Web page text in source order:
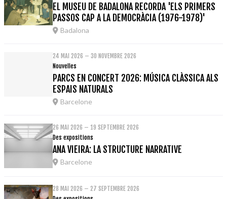
EL MUSEU DE BADALONA RECORDA 'ELS PRIMERS
PASSOS CAP A LA DEMOCRÀCIA (1976-1978)'
Badalona
24 MAI 2026 – 30 NOVEMBRE 2026
Nouvelles
PARCS EN CONCERT 2026: MÚSICA CLÀSSICA ALS
ESPAIS NATURALS
Barcelone
26 MAI 2026 – 19 SEPTEMBRE 2026
Des expositions
ANA VIEIRA: LA STRUCTURE NARRATIVE
Barcelone
28 MAI 2026 – 27 SEPTEMBRE 2026